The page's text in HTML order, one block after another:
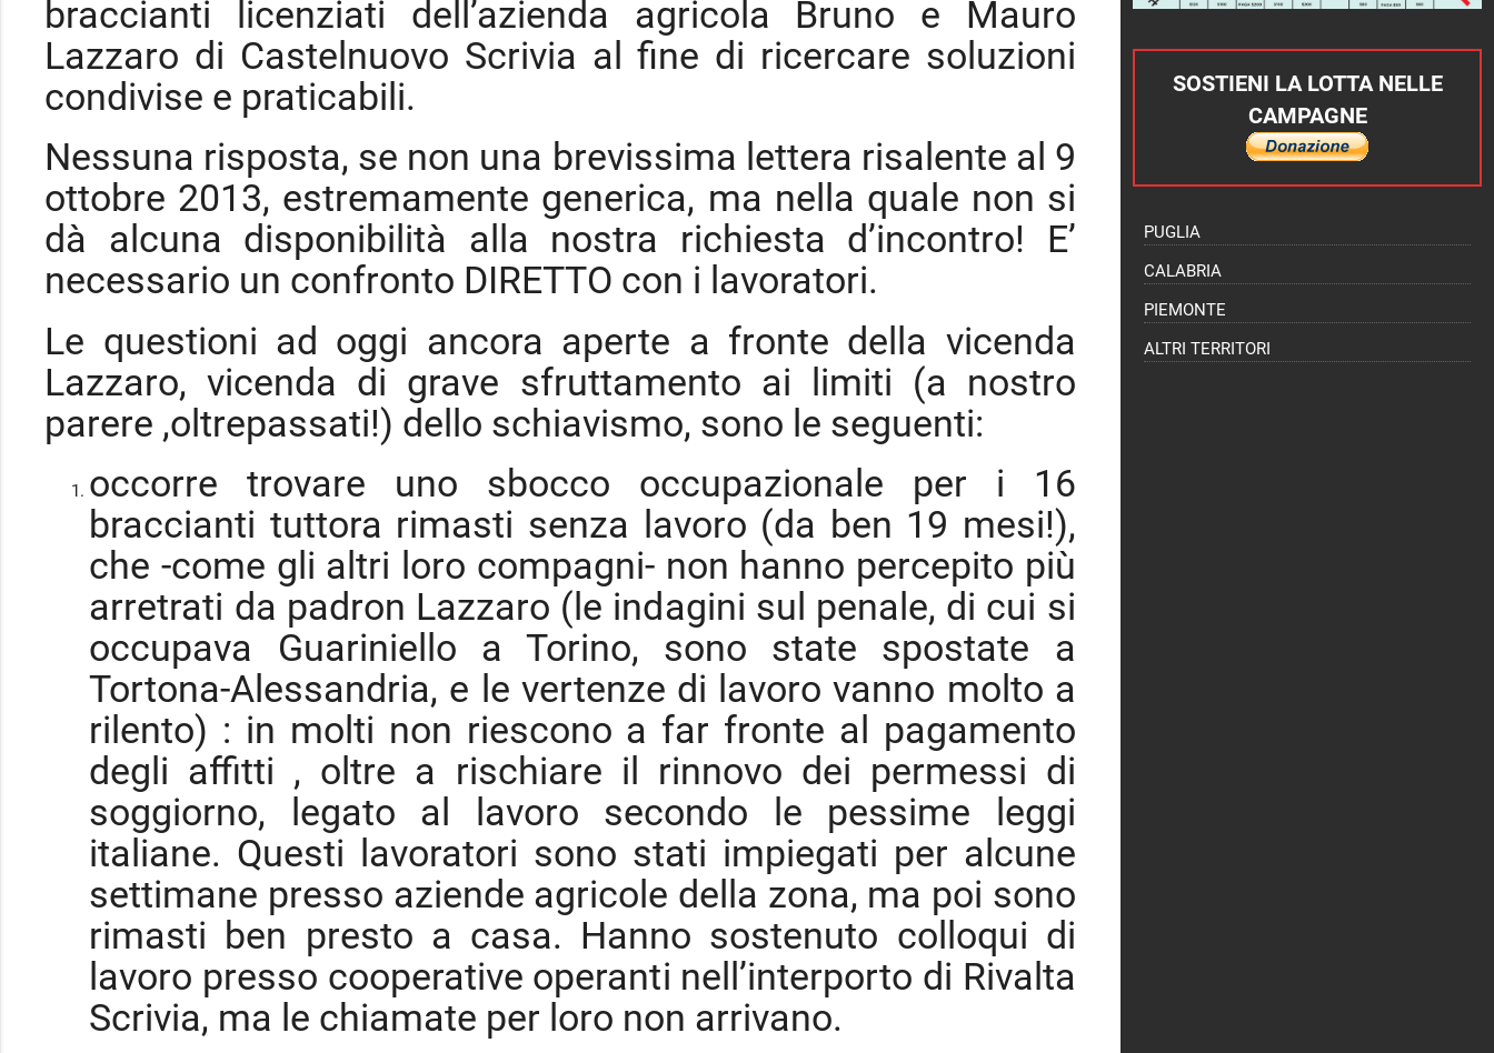
braccianti licenziati dell’azienda agricola Bruno e Mauro
Lazzaro di Castelnuovo Scrivia al fine di ricercare soluzioni
condivise e praticabili.
Nessuna risposta, se non una brevissima lettera risalente al 9
ottobre 2013, estremamente generica, ma nella quale non si
dà alcuna disponibilità alla nostra richiesta d’incontro! E’
necessario un confronto DIRETTO con i lavoratori.
Le questioni ad oggi ancora aperte a fronte della vicenda
Lazzaro, vicenda di grave sfruttamento ai limiti (a nostro
parere ,oltrepassati!) dello schiavismo, sono le seguenti:
occorre trovare uno sbocco occupazionale per i 16
braccianti tuttora rimasti senza lavoro (da ben 19 mesi!),
che -come gli altri loro compagni- non hanno percepito più
arretrati da padron Lazzaro (le indagini sul penale, di cui si
occupava Guariniello a Torino, sono state spostate a
Tortona-Alessandria, e le vertenze di lavoro vanno molto a
rilento) : in molti non riescono a far fronte al pagamento
degli affitti , oltre a rischiare il rinnovo dei permessi di
soggiorno, legato al lavoro secondo le pessime leggi
italiane. Questi lavoratori sono stati impiegati per alcune
settimane presso aziende agricole della zona, ma poi sono
rimasti ben presto a casa. Hanno sostenuto colloqui di
lavoro presso cooperative operanti nell’interporto di Rivalta
Scrivia, ma le chiamate per loro non arrivano.
SOSTIENI LA LOTTA NELLE
CAMPAGNE
PUGLIA
CALABRIA
PIEMONTE
ALTRI TERRITORI